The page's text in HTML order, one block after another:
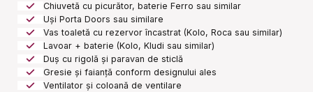
Chiuvetă cu picurător, baterie Ferro sau similar
Uși Porta Doors sau similare
Vas toaletă cu rezervor încastrat (Kolo, Roca sau similar)
Lavoar + baterie (Kolo, Kludi sau similar)
Duș cu rigolă și paravan de sticlă
Gresie și faianță conform designului ales
Ventilator și coloană de ventilare